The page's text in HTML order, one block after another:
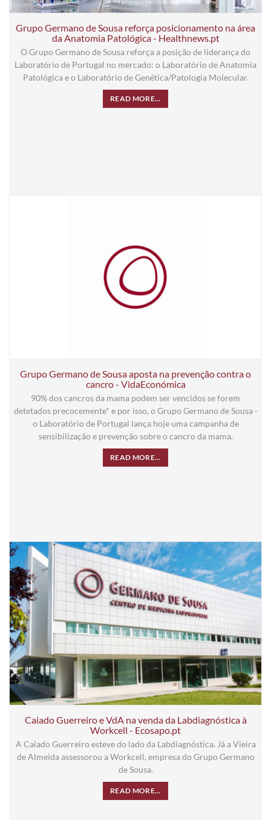
Grupo Germano de Sousa reforça posicionamento na área
da Anatomia Patológica - Healthnews.pt
O Grupo Germano de Sousa reforça a posição de liderança do
Laboratório de Portugal no mercado: o Laboratório de Anatomia
Patológica e o Laboratório de Genética/Patologia Molecular.
READ MORE...
Grupo Germano de Sousa aposta na prevenção contra o
cancro - VidaEconómica
90% dos cancros da mama podem ser vencidos se forem
detetados precocemente* e por isso, o Grupo Germano de Sousa -
o Laboratório de Portugal lança hoje uma campanha de
sensibilização e prevenção sobre o cancro da mama.
READ MORE...
Caiado Guerreiro e VdA na venda da Labdiagnóstica à
Workcell - Ecosapo.pt
A Caiado Guerreiro esteve do lado da Labdiagnóstica. Já a Vieira
de Almeida assessorou a Workcell, empresa do Grupo Germano
de Sousa.
READ MORE...